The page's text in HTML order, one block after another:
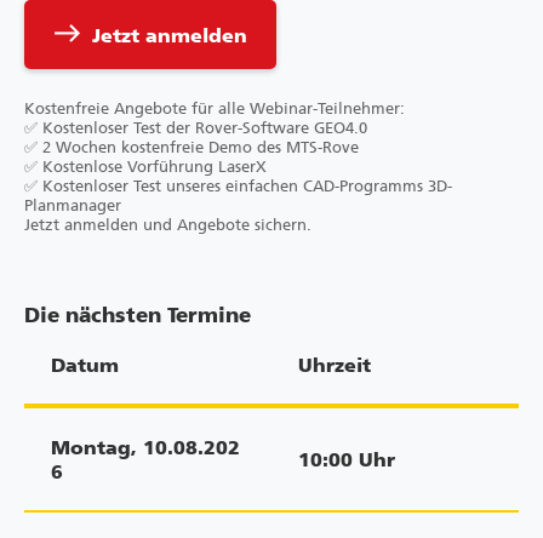
east Jetzt anmelden
Kostenfreie Angebote für alle Webinar-Teilnehmer:
✅ Kostenloser Test der Rover-Software GEO4.0
✅ 2 Wochen kostenfreie Demo des MTS-Rove
✅ Kostenlose Vorführung LaserX
✅ Kostenloser Test unseres einfachen CAD-Programms 3D-
Planmanager
Jetzt anmelden und Angebote sichern.
Die nächsten Termine
Datum Uhrzeit
Montag, 10.08.202
6
10:00 Uhr